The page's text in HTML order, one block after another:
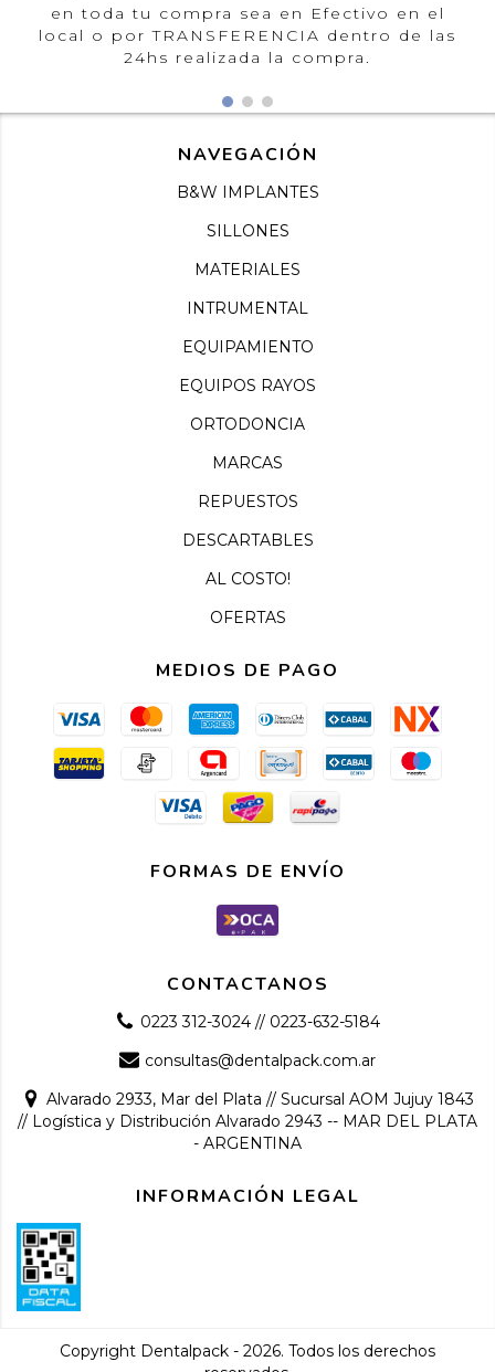
en toda tu compra sea en Efectivo en el
local o por TRANSFERENCIA dentro de las
24hs realizada la compra.
NAVEGACIÓN
B&W IMPLANTES
SILLONES
MATERIALES
INTRUMENTAL
EQUIPAMIENTO
EQUIPOS RAYOS
ORTODONCIA
MARCAS
REPUESTOS
DESCARTABLES
AL COSTO!
OFERTAS
MEDIOS DE PAGO
FORMAS DE ENVÍO
CONTACTANOS
0223 312-3024 // 0223-632-5184
consultas@dentalpack.com.ar
Alvarado 2933, Mar del Plata // Sucursal AOM Jujuy 1843
// Logística y Distribución Alvarado 2943 -- MAR DEL PLATA
- ARGENTINA
INFORMACIÓN LEGAL
Copyright Dentalpack - 2026. Todos los derechos